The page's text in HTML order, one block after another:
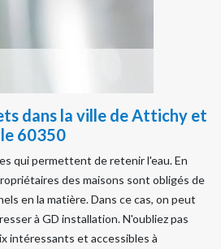
dans la ville de Attichy et
60350
qui permettent de retenir l'eau. En
des maisons sont obligés de
en la matière. Dans ce cas, on peut
à GD installation. N'oubliez pas
intéressants et accessibles à